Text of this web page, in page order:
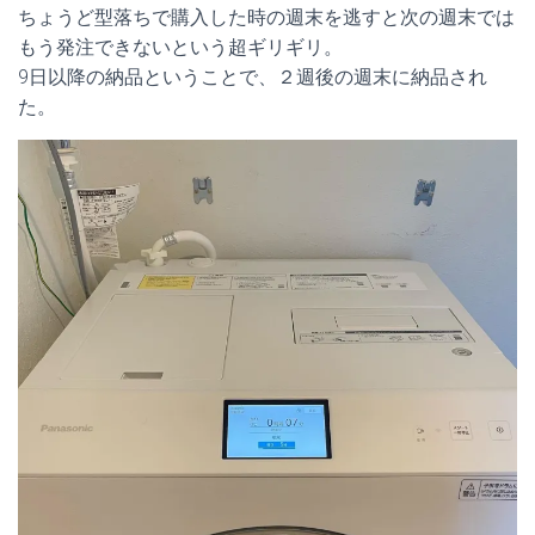
ちょうど型落ちで購入した時の週末を逃すと次の週末では
もう発注できないという超ギリギリ。
9日以降の納品ということで、２週後の週末に納品され
た。